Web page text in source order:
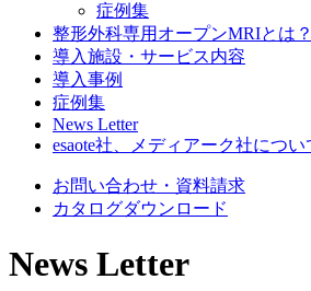
症例集
整形外科専用オープンMRIとは？
導入施設・サービス内容
導入事例
症例集
News Letter
esaote社、メディアーク社につい
お問い合わせ・資料請求
カタログダウンロード
News Letter